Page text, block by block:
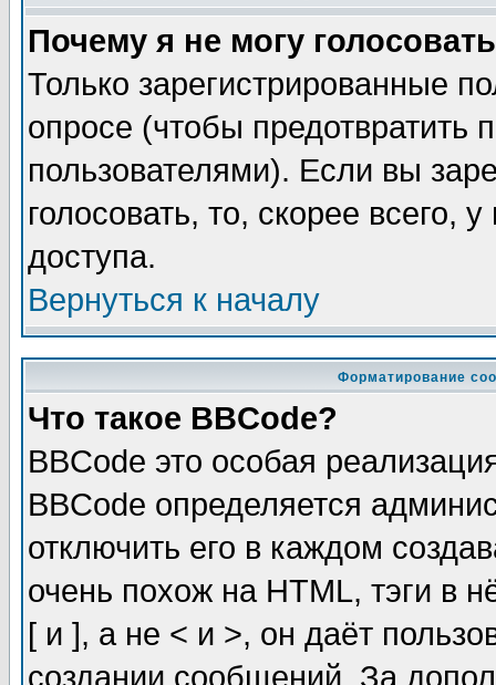
Почему я не могу
Только зарегистрированные
опросе (чтобы предотвратить
пользователями). Если вы
голосовать, то, скорее всего,
доступа.
Вернуться к началу
Форматирование
Что такое BBCode?
BBCode это особая
BBCode определяется
отключить его в каждом
очень похож на HTML, тэги в
[ и ], а не < и >, он даёт
создании сообщений. За